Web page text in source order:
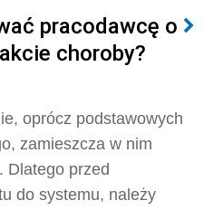
pracodawcę o
choroby?
oprócz podstawowych
zamieszcza w nim
Dlatego przed
do systemu, należy